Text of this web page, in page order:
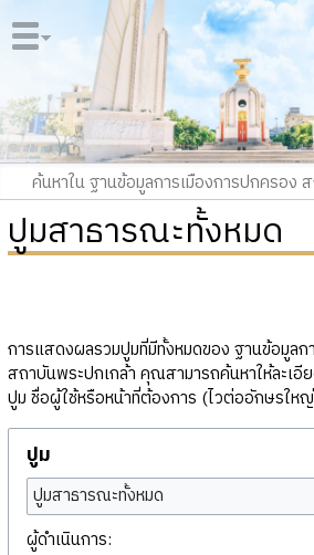
ปูมสาธารณะทั้งหมด
การแสดงผลรวมปูมที่มีทั้งหมดของ ฐานข้อมูลก
สถาบันพระปกเกล้า คุณสามารถค้นหาให้ละเอี
ปูม ชื่อผู้ใช้หรือหน้าที่ต้องการ (ไวต่ออักษรให
ปูม
ปูมสาธารณะทั้งหมด
ผู้ดำเนินการ: